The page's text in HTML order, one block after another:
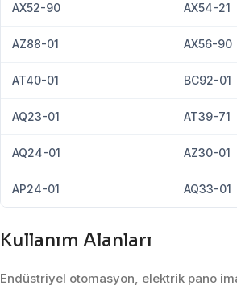
AX52-90 AX54-21
AZ88-01 AX56-90
AT40-01 BC92-01
AQ23-01 AT39-71
AQ24-01 AZ30-01
AP24-01 AQ33-01
Kullanım Alanları
Endüstriyel otomasyon, elektrik pano